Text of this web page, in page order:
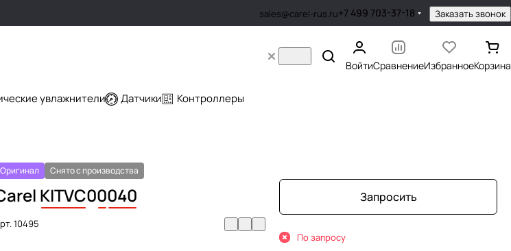
sales@carel-rus.ru+7 499 703-37-18 Заказать звонок
ВойтиСравнениеИзбранноеКорзина
увлажнители Датчики Контроллеры
Оригинал Снято с производства
KITVC00040
10495
Запросить
По запросу